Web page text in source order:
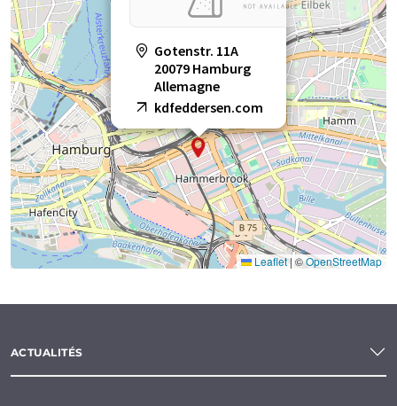
Gotenstr. 11A
20079 Hamburg
Allemagne
kdfeddersen.com
Leaflet |©OpenStreetMap
ACTUALITÉS